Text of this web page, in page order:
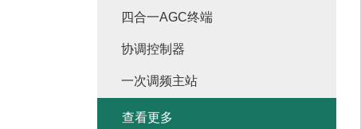
四合一AGC终端
协调控制器
一次调频主站
查看更多